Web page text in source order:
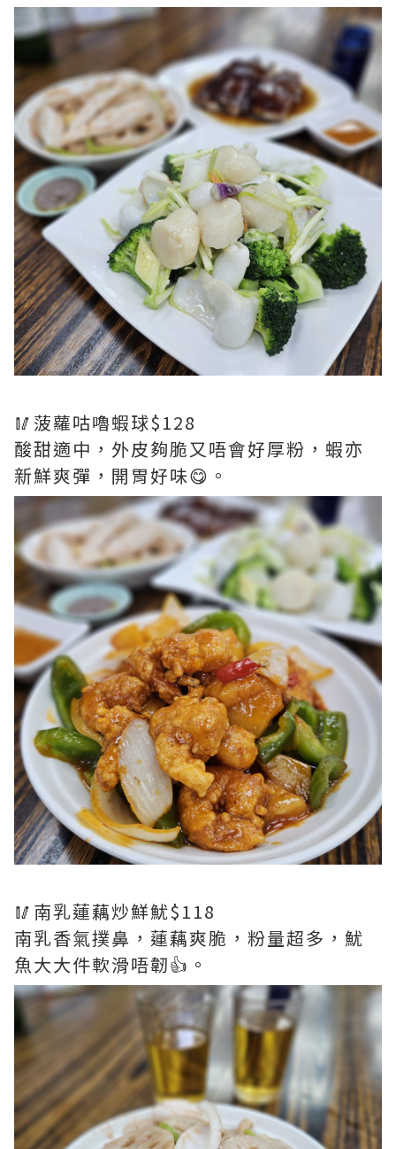
🥢菠蘿咕嚕蝦球$128
酸甜適中，外皮夠脆又唔會好厚粉，蝦亦
新鮮爽彈，開胃好味😋。
🥢南乳蓮藕炒鮮魷$118
南乳香氣撲鼻，蓮藕爽脆，粉量超多，魷
魚大大件軟滑唔韌👍。